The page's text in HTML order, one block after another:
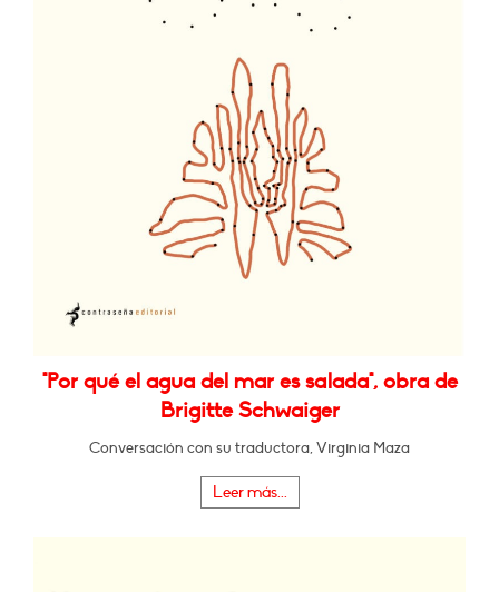
"Por qué el agua del mar es salada", obra de
Brigitte Schwaiger
Conversación con su traductora, Virginia Maza
Leer más...